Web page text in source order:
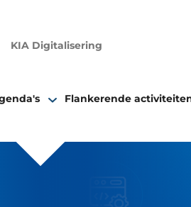
KIA Digitalisering
Flankerende